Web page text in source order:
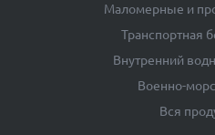
Маломерные и
Транспортная
Внутренний
Военно-
Вся